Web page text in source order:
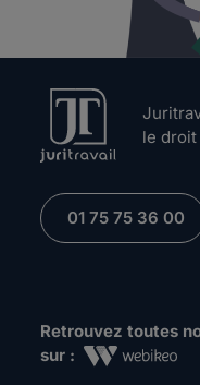
le droit
01 75 75 36 00
Retrouvez toutes
sur :